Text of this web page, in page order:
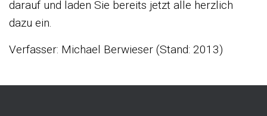
darauf und laden Sie bereits jetzt alle herzlich
dazu ein.
Verfasser: Michael Berwieser (Stand: 2013)